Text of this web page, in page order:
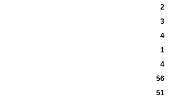
2
3
4
1
4
56
51